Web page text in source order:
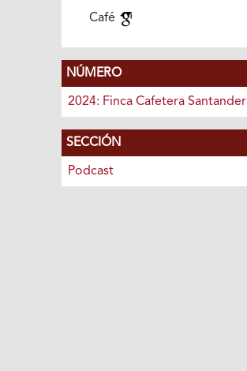
Café
NÚMERO
2024: Finca Cafetera Santander
SECCIÓN
Podcast